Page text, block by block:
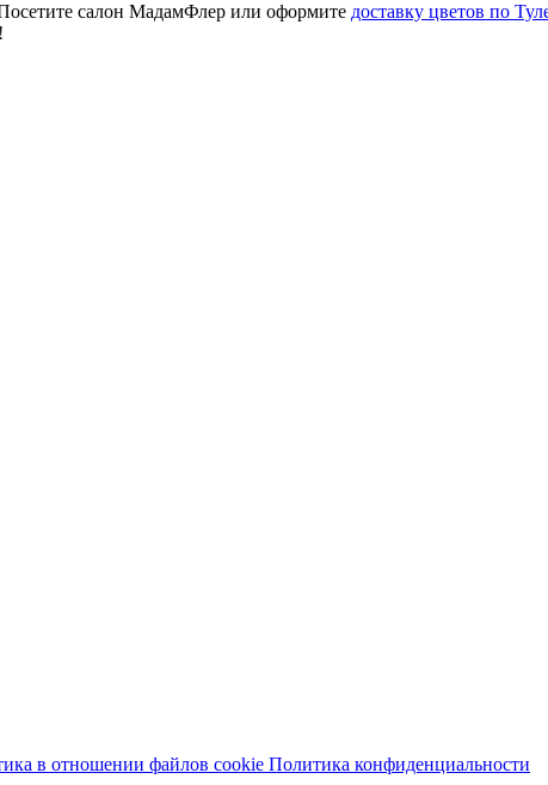
салон МадамФлер или оформите доставку цветов по
в отношении файлов cookie Политика конфиденциальности